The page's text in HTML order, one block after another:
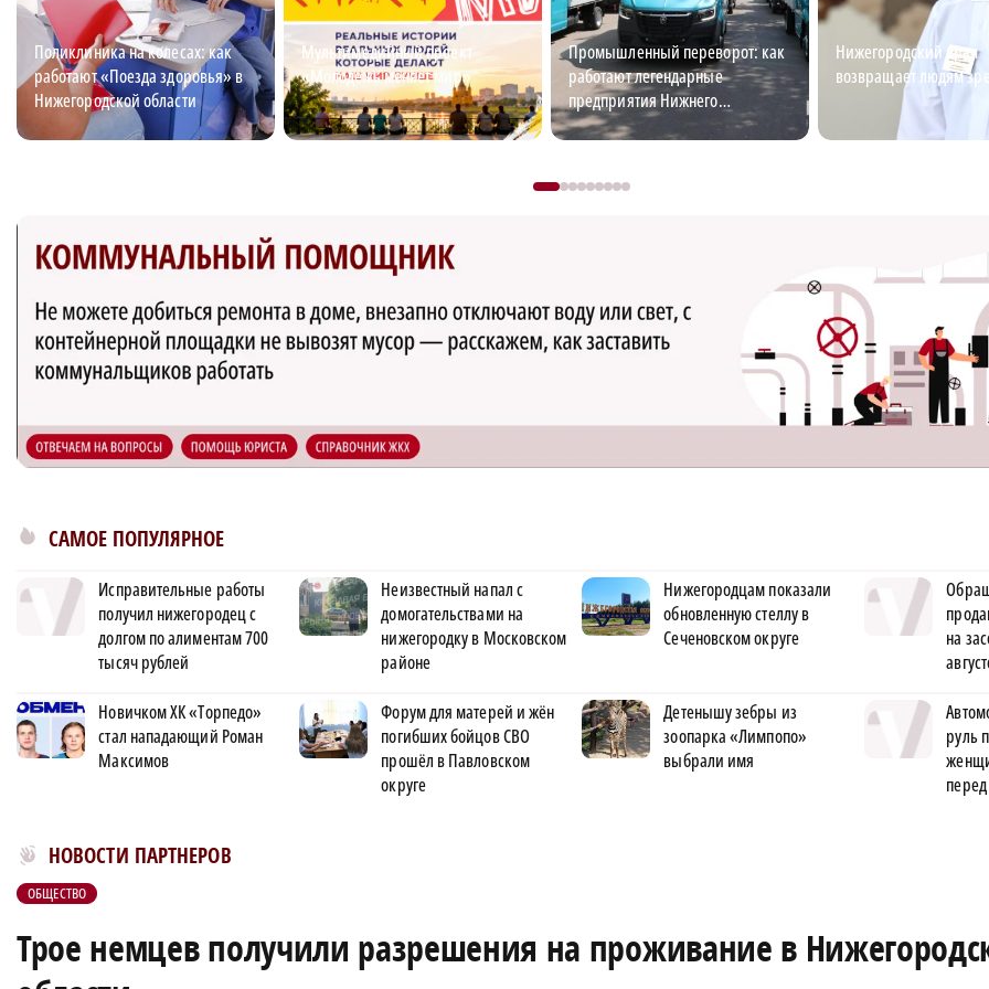
Поликлиника на колесах: как
работают «Поезда здоровья» в
Нижегородской области
Мультимедийный проект
«Молодежь меняет мир»
Промышленный переворот: как
работают легендарные
предприятия Нижнего
Новгорода
Нижегородский врач
возвращает людям
САМОЕ ПОПУЛЯРНОЕ
Исправительные работы
получил нижегородец с
долгом по алиментам 700
тысяч рублей
Неизвестный напал с
домогательствами на
нижегородку в Московском
районе
Нижегородцам показали
обновленную стеллу в
Сеченовском округе
на
Новичком ХК «Торпедо»
стал нападающий Роман
Максимов
Форум для матерей и жён
погибших бойцов СВО
прошёл в Павловском
округе
Детенышу зебры из
зоопарка «Лимпопо»
выбрали имя
руль
НОВОСТИ ПАРТНЕРОВ
Новости МирТесен
ОБЩЕСТВО
Трое немцев получили разрешения на проживание в